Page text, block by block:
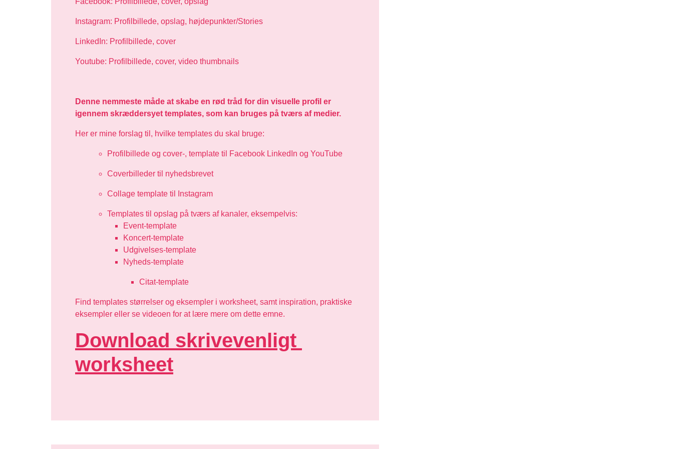
Instagram: Profilbillede, opslag, højdepunkter/Stories
LinkedIn: Profilbillede, cover
Youtube: Profilbillede, cover, video thumbnails
Denne nemmeste måde at skabe en rød tråd for din visuelle profil er
igennem skræddersyet templates, som kan bruges på tværs af medier.
Her er mine forslag til, hvilke templates du skal bruge:
Profilbillede og cover-, template til Facebook LinkedIn og YouTube
Coverbilleder til nyhedsbrevet
Collage template til Instagram
Templates til opslag på tværs af kanaler, eksempelvis:
Event-template
Koncert-template
Udgivelses-template
Nyheds-template
Citat-template
Find templates størrelser og eksempler i worksheet, samt inspiration, praktiske
eksempler eller se videoen for at lære mere om dette emne.
Download skrivevenligt
worksheet